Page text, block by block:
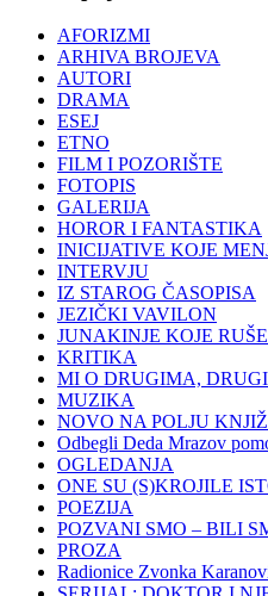
AFORIZMI
ARHIVA BROJEVA
AUTORI
DRAMA
ESEJ
ETNO
FILM I POZORIŠTE
FOTOPIS
GALERIJA
HOROR I FANTASTIKA
INICIJATIVE KOJE
INTERVJU
IZ STAROG ČASOPISA
JEZIČKI VAVILON
JUNAKINJE KOJE
KRITIKA
MI O DRUGIMA,
MUZIKA
NOVO NA POLJU
Odbegli Deda Mrazov
OGLEDANJA
ONE SU (S)KROJILE
POEZIJA
POZVANI SMO – BILI
PROZA
Radionice Zvonka